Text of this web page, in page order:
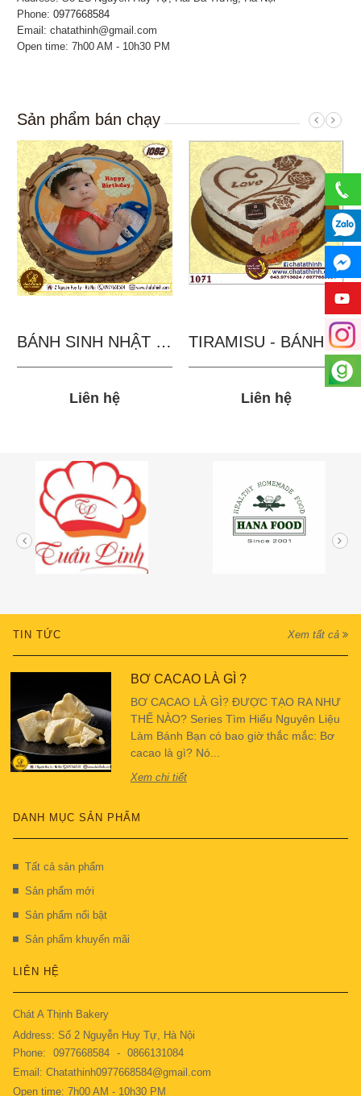
Phone:0977668584
Email: chatathinh@gmail.com
Open time: 7h00 AM - 10h30 PM
Sản phẩm bán chạy
BÁNH SINH NHẬT IN...
Liên hệ
TIRAMISU - BÁNH TẶNG...
Liên hệ
TIN TỨC Xem tất cả
BƠ CACAO LÀ GÌ ?
BƠ CACAO LÀ GÌ? ĐƯỢC TẠO RA NHƯ
THẾ NÀO? Series Tìm Hiểu Nguyên Liệu
Làm Bánh Bạn có bao giờ thắc mắc: Bơ
cacao là gì? Nó...
Xem chi tiết
DANH MỤC SẢN PHẨM
Tất cả sản phẩm
Sản phẩm mới
Sản phẩm nổi bật
Sản phẩm khuyến mãi
LIÊN HỆ
Chát A Thịnh Bakery
Address: Số 2 Nguyễn Huy Tự, Hà Nội
Phone:
0977668584 -
0866131084
Email: Chatathinh0977668584@gmail.com
Open time: 7h00 AM - 10h30 PM